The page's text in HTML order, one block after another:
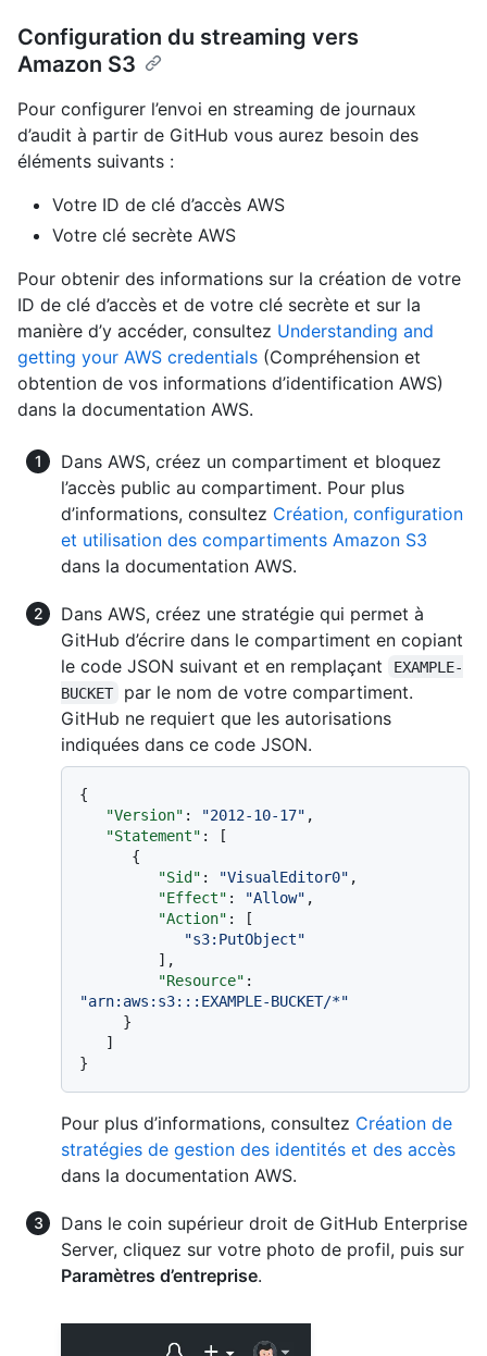
Configuration du streaming vers
Amazon S3
Pour configurer l’envoi en streaming de journaux
d’audit à partir de GitHub vous aurez besoin des
éléments suivants :
Votre ID de clé d’accès AWS
Votre clé secrète AWS
Pour obtenir des informations sur la création de votre
ID de clé d’accès et de votre clé secrète et sur la
manière d’y accéder, consultez Understanding and
getting your AWS credentials (Compréhension et
obtention de vos informations d’identification AWS)
dans la documentation AWS.
Dans AWS, créez un compartiment et bloquez
l’accès public au compartiment. Pour plus
d’informations, consultez Création, configuration
et utilisation des compartiments Amazon S3
dans la documentation AWS.
Dans AWS, créez une stratégie qui permet à
GitHub d’écrire dans le compartiment en copiant
le code JSON suivant et en remplaçant
EXAMPLE-
BUCKET
par le nom de votre compartiment.
GitHub ne requiert que les autorisations
indiquées dans ce code JSON.
{
"Version" : "2012-10-17" ,
"Statement" :
[
{
"Sid" : "VisualEditor0" ,
"Effect" : "Allow" ,
"Action" :
[
"s3:PutObject"
] ,
"Resource" :
"arn:aws:s3:::EXAMPLE-BUCKET/*"
}
]
}
Pour plus d’informations, consultez Création de
stratégies de gestion des identités et des accès
dans la documentation AWS.
Dans le coin supérieur droit de GitHub Enterprise
Server, cliquez sur votre photo de profil, puis sur
Paramètres d’entreprise.